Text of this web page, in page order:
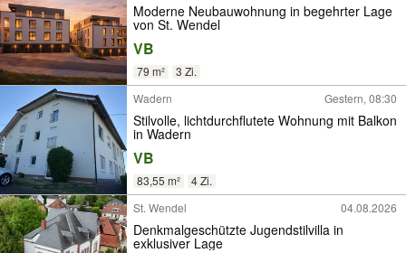
Moderne Neubauwohnung in begehrter Lage
von St. Wendel
VB
79 m²
3 Zi.
Wadern
Gestern, 08:30
Stilvolle, lichtdurchflutete Wohnung mit Balkon
in Wadern
VB
83,55 m²
4 Zi.
St. Wendel
04.08.2026
Denkmalgeschützte Jugendstilvilla in
exklusiver Lage